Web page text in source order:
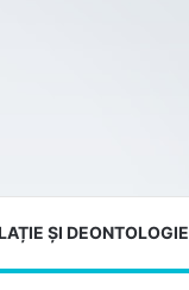
ȘI DEONTOLOGIE